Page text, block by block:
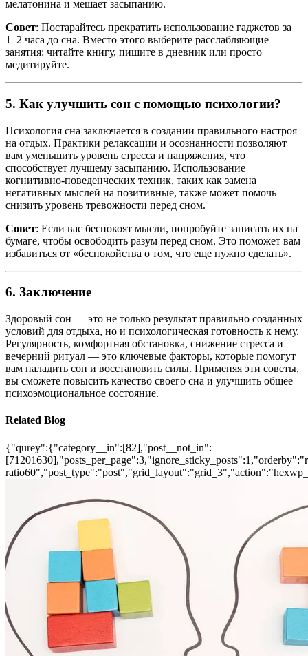
мелатонина и мешает засыпанию.
Совет: Постарайтесь прекратить использование гаджетов за
1–2 часа до сна. Вместо этого выберите расслабляющие
занятия: читайте книгу, пишите в дневник или просто
медитируйте.
5. Как улучшить сон с помощью психологии?
Психология сна заключается в создании правильного настроя
на отдых. Практики релаксации и осознанности позволяют
вам уменьшить уровень стресса и напряжения, что
способствует лучшему засыпанию. Использование
когнитивно-поведенческих техник, таких как замена
негативных мыслей на позитивные, также может помочь
снизить уровень тревожности перед сном.
Совет: Если вас беспокоят мысли, попробуйте записать их на
бумаге, чтобы освободить разум перед сном. Это поможет вам
избавиться от «беспокойства о том, что еще нужно сделать».
6. Заключение
Здоровый сон — это не только результат правильно созданных
условий для отдыха, но и психологическая готовность к нему.
Регулярность, комфортная обстановка, снижение стресса и
вечерний ритуал — это ключевые факторы, которые помогут
вам наладить сон и восстановить силы. Применяя эти советы,
вы сможете повысить качество своего сна и улучшить общее
психоэмоциональное состояние.
Related Blog
{"qurey":{"category__in":[82],"post__not_in":